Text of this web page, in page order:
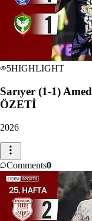
5HIGHLIGHT
Sarıyer (1-1)
ÖZETİ
2026
Comments0